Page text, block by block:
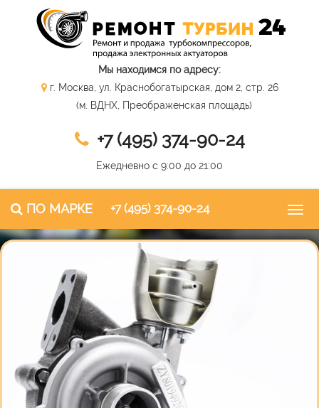
Мы находимся по адресу:
г. Москва, ул. Краснобогатырская, дом 2, стр. 26
(м. ВДНХ, Преображенская площадь)
+7 (495) 374-90-24
Ежедневно с 9:00 до 21:00
ПО МАРКЕ +7 (495) 374-90-24